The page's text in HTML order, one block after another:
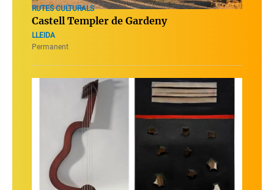
RUTES CULTURALS
Castell Templer de Gardeny
LLEIDA
Permanent